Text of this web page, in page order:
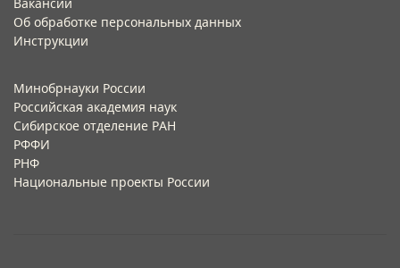
Об обработке персональных данных​
Инструкции​
Минобрнауки России
Российская академия наук
Сибирское отделение РАН
РФФИ
РНФ
Национальные проекты России